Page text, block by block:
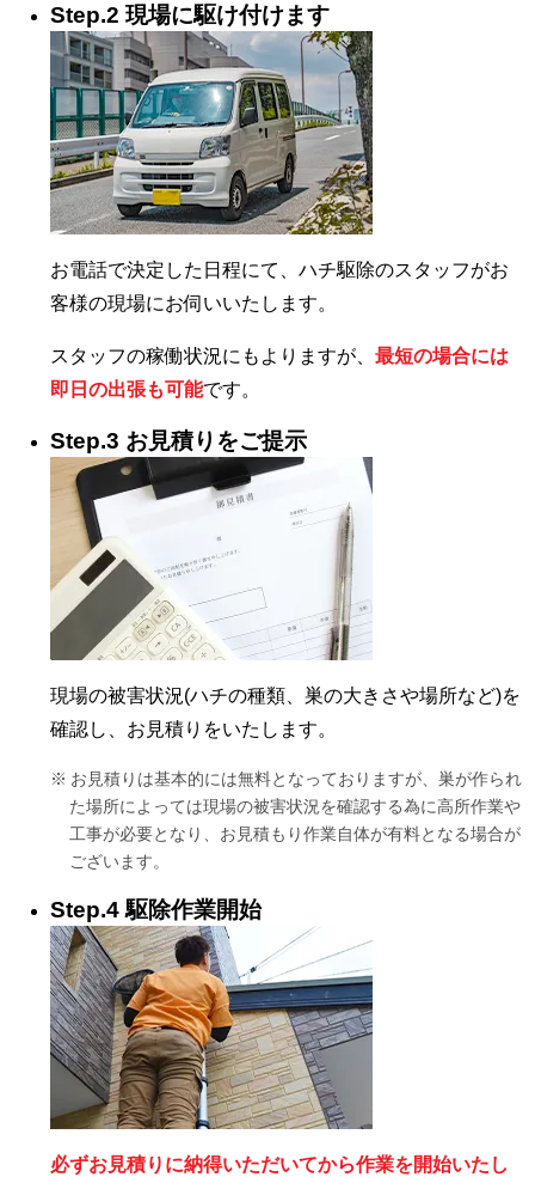
Step.2 現場に駆け付けます
お電話で決定した日程にて、ハチ駆除のスタッフがお
客様の現場にお伺いいたします。
スタッフの稼働状況にもよりますが、 最短の場合には
即日の出張も可能です。
Step.3 お見積りをご提示
現場の被害状況(ハチの種類、巣の大きさや場所など)を
確認し、お見積りをいたします。
お見積りは基本的には無料となっておりますが、巣が作られ
た場所によっては現場の被害状況を確認する為に高所作業や
工事が必要となり、お見積もり作業自体が有料となる場合が
ございます。
Step.4 駆除作業開始
必ずお見積りに納得いただいてから作業を開始いたし